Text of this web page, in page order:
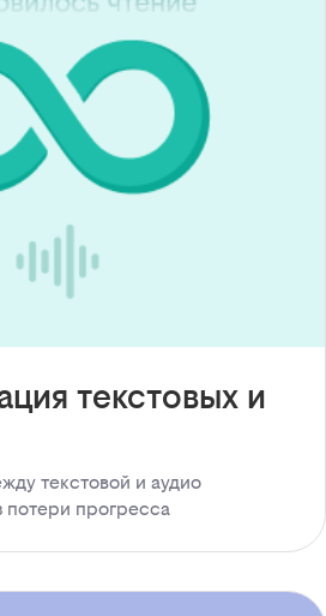
текстовых и
текстовой и аудио
потери прогресса